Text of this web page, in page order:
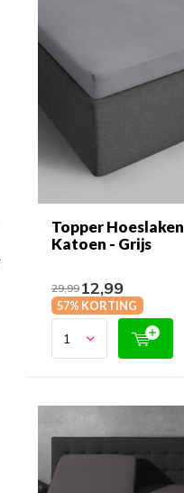
Topper Hoeslaken
Katoen - Grijs
29,9912,99
57% KORTING